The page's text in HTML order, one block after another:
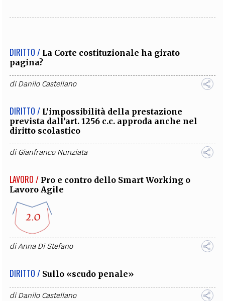
DIRITTO / La Corte costituzionale ha girato
pagina?
diDanilo Castellano
DIRITTO / L’impossibilità della prestazione
prevista dall’art. 1256 c.c. approda anche nel
diritto scolastico
diGianfranco Nunziata
LAVORO / Pro e contro dello Smart Working o
Lavoro Agile
diAnna Di Stefano
DIRITTO / Sullo «scudo penale»
diDanilo Castellano